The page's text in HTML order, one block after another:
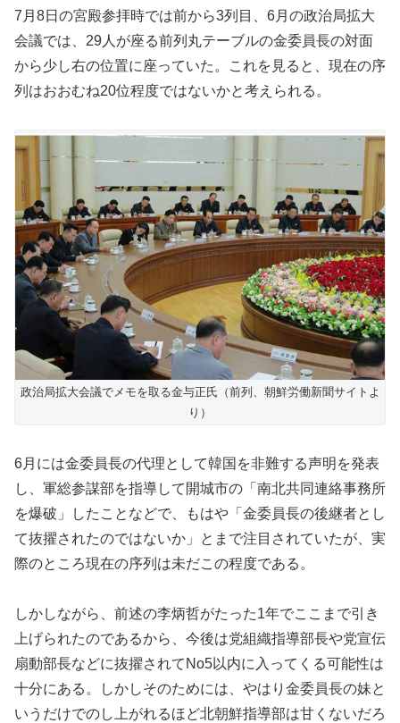
7月8日の宮殿参拝時では前から3列目、6月の政治局拡大
会議では、29人が座る前列丸テーブルの金委員長の対面
から少し右の位置に座っていた。これを見ると、現在の序
列はおおむね20位程度ではないかと考えられる。
政治局拡大会議でメモを取る金与正氏（前列、朝鮮労働新聞サイトよ
り）
6月には金委員長の代理として韓国を非難する声明を発表
し、軍総参謀部を指導して開城市の「南北共同連絡事務所
を爆破」したことなどで、もはや「金委員長の後継者とし
て抜擢されたのではないか」とまで注目されていたが、実
際のところ現在の序列は未だこの程度である。
しかしながら、前述の李炳哲がたった1年でここまで引き
上げられたのであるから、今後は党組織指導部長や党宣伝
扇動部長などに抜擢されてNo5以内に入ってくる可能性は
十分にある。しかしそのためには、やはり金委員長の妹と
いうだけでのし上がれるほど北朝鮮指導部は甘くないだろ